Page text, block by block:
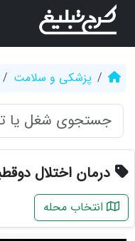
پزشکی و سلامت
درمان اختلال
انتخاب محله